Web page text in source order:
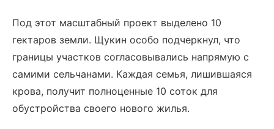
Под этот масштабный проект выделено 10
гектаров земли. Щукин особо подчеркнул, что
границы участков согласовывались напрямую с
самими сельчанами. Каждая семья, лишившаяся
крова, получит полноценные 10 соток для
обустройства своего нового жилья.